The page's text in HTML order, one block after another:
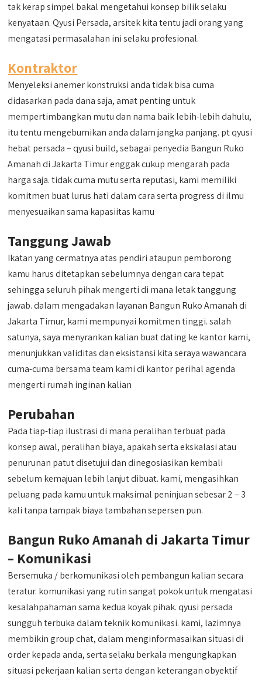
tak kerap simpel bakal mengetahui konsep bilik selaku
kenyataan. Qyusi Persada, arsitek kita tentu jadi orang yang
mengatasi permasalahan ini selaku profesional.
Kontraktor
Menyeleksi anemer konstruksi anda tidak bisa cuma
didasarkan pada dana saja, amat penting untuk
mempertimbangkan mutu dan nama baik lebih-lebih dahulu,
itu tentu mengebumikan anda dalam jangka panjang. pt qyusi
hebat persada – qyusi build, sebagai penyedia Bangun Ruko
Amanah di Jakarta Timur enggak cukup mengarah pada
harga saja. tidak cuma mutu serta reputasi, kami memiliki
komitmen buat lurus hati dalam cara serta progress di ilmu
menyesuaikan sama kapasiitas kamu
Tanggung Jawab
Ikatan yang cermatnya atas pendiri ataupun pemborong
kamu harus ditetapkan sebelumnya dengan cara tepat
sehingga seluruh pihak mengerti di mana letak tanggung
jawab. dalam mengadakan layanan Bangun Ruko Amanah di
Jakarta Timur, kami mempunyai komitmen tinggi. salah
satunya, saya menyrankan kalian buat dating ke kantor kami,
menunjukkan validitas dan eksistansi kita seraya wawancara
cuma-cuma bersama team kami di kantor perihal agenda
mengerti rumah inginan kalian
Perubahan
Pada tiap-tiap ilustrasi di mana peralihan terbuat pada
konsep awal, peralihan biaya, apakah serta ekskalasi atau
penurunan patut disetujui dan dinegosiasikan kembali
sebelum kemajuan lebih lanjut dibuat. kami, mengasihkan
peluang pada kamu untuk maksimal peninjuan sebesar 2 – 3
kali tanpa tampak biaya tambahan sepersen pun.
Bangun Ruko Amanah di Jakarta Timur
– Komunikasi
Bersemuka / berkomunikasi oleh pembangun kalian secara
teratur. komunikasi yang rutin sangat pokok untuk mengatasi
kesalahpahaman sama kedua koyak pihak. qyusi persada
sungguh terbuka dalam teknik komunikasi. kami, lazimnya
membikin group chat, dalam menginformasaikan situasi di
order kepada anda, serta selaku berkala mengungkapkan
situasi pekerjaan kalian serta dengan keterangan obyektif